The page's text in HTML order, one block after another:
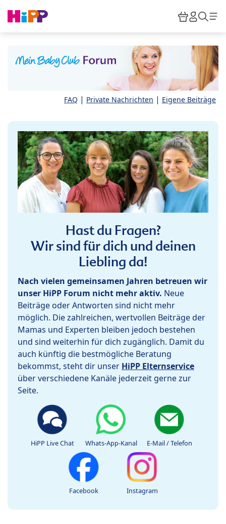
HiPP
FAQ | Private Nachrichten | Eigene Beiträge
Hast du Fragen?
Wir sind für dich und deinen
Liebling da!
Nach vielen gemeinsamen Jahren betreuen wir
unser HiPP Forum nicht mehr aktiv. Neue
Beiträge oder Antworten sind nicht mehr
möglich. Die zahlreichen, wertvollen Beiträge der
Mamas und Experten bleiben jedoch bestehen
und sind weiterhin für dich zugänglich. Damit du
auch künftig die bestmögliche Beratung
bekommst, steht dir unser HiPP Elternservice
über verschiedene Kanäle jederzeit gerne zur
Seite.
HiPP Live Chat Whats-App-Kanal E-Mail / Telefon
Facebook Instagram